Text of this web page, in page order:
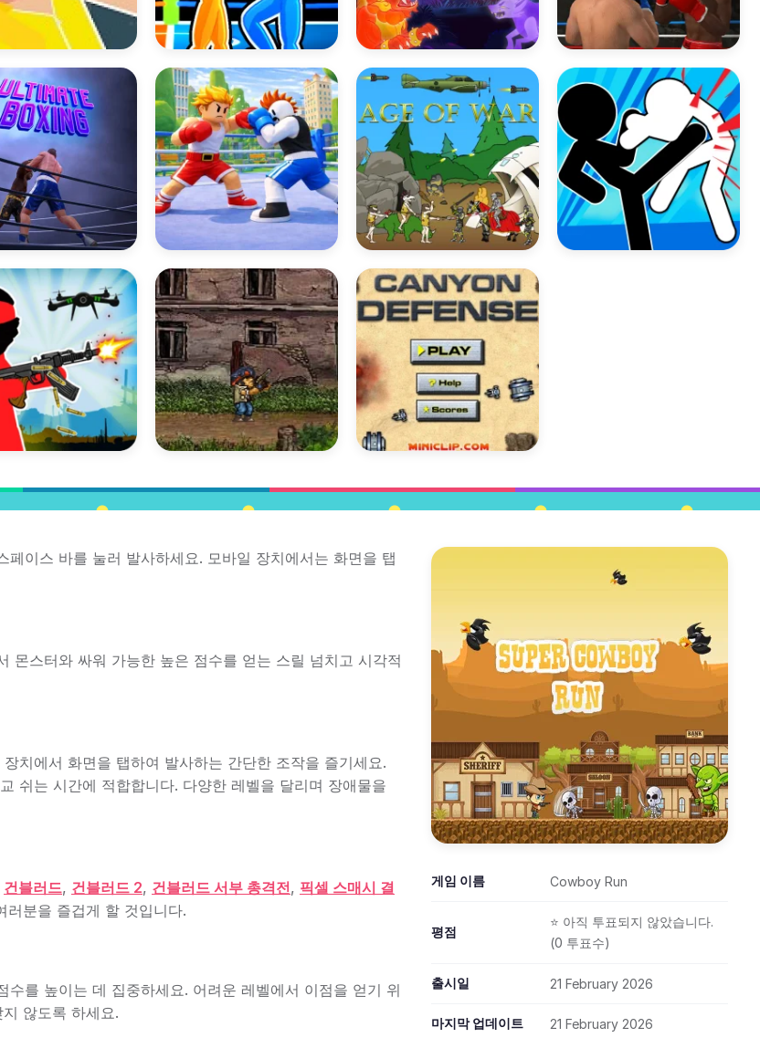
이스 바를 눌러 발사하세요. 모바일 장치에서는 화면을 탭
몬스터와 싸워 가능한 높은 점수를 얻는 스릴 넘치고 시각적
치에서 화면을 탭하여 발사하는 간단한 조작을 즐기세요.
쉬는 시간에 적합합니다. 다양한 레벨을 달리며 장애물을
건블러드, 건블러드 2, 건블러드 서부 총격전, 픽셀 스매시 결
러분을 즐겁게 할 것입니다.
를 높이는 데 집중하세요. 어려운 레벨에서 이점을 얻기 위
않도록 하세요.
게임 이름 Cowboy Run
평점
⭐ 아직 투표되지 않았습니다.
(0 투표수)
출시일 21 February 2026
마지막 업데이트 21 February 2026